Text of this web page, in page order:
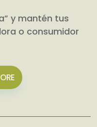
y mantén tus
o consumidor